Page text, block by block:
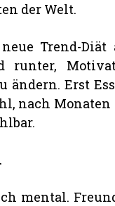
der Welt.
Trend-Diät
runter,
Erst
nach
mental.